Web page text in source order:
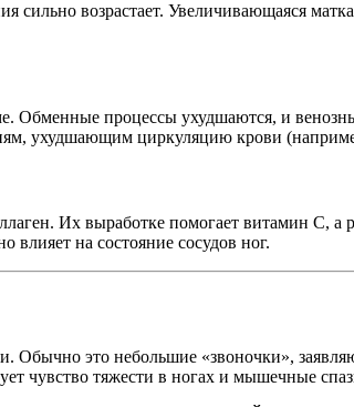
сильно возрастает. Увеличивающаяся
Обменные процессы ухудшаются, и
ухудшающим циркуляцию крови
Их выработке помогает витамин С, а
влияет на состояние сосудов ног.
Обычно это небольшие «звоночки»,
чувство тяжести в ногах и мышечные